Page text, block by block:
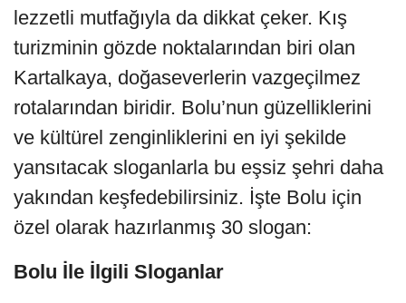
lezzetli mutfağıyla da dikkat çeker. Kış
turizminin gözde noktalarından biri olan
Kartalkaya, doğaseverlerin vazgeçilmez
rotalarından biridir. Bolu’nun güzelliklerini
ve kültürel zenginliklerini en iyi şekilde
yansıtacak sloganlarla bu eşsiz şehri daha
yakından keşfedebilirsiniz. İşte Bolu için
özel olarak hazırlanmış 30 slogan:
Bolu İle İlgili Sloganlar